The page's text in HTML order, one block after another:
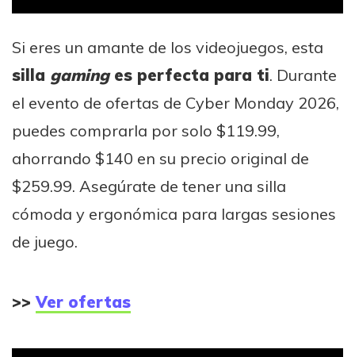
Si eres un amante de los videojuegos, esta
silla gaminges perfecta para ti. Durante
el evento de ofertas de Cyber Monday 2026,
puedes comprarla por solo $119.99,
ahorrando $140 en su precio original de
$259.99. Asegúrate de tener una silla
cómoda y ergonómica para largas sesiones
de juego.
>>Ver ofertas